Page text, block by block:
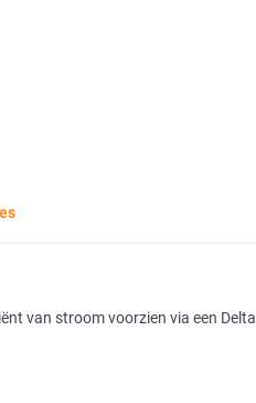
van stroom voorzien via een Delta